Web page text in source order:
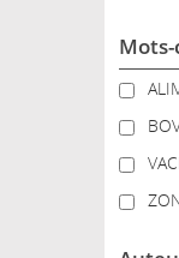
Mots-
BOVIN
VACHE
ZONE